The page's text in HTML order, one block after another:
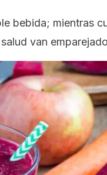
bebida; mientras
van